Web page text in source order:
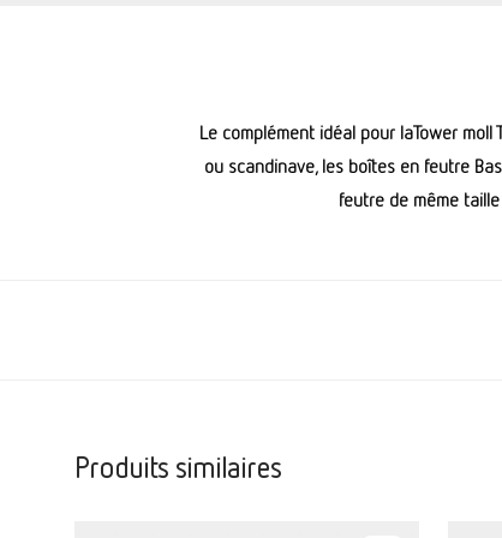
Le complément idéal pour laTower
ou scandinave, les boîtes en feutre
feutre de même
Produits similaires